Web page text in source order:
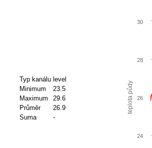
Typ kanálu level
Minimum
23.5
Maximum
29.6
Průměr
26.9
Suma
-
teplota půdy
24
26
28
30